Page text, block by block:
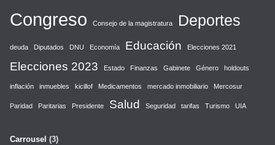
Congreso Consejo de la magistratura Deportes
deuda Diputados DNU Economía Educación Elecciones 2021
Elecciones 2023 Estado Finanzas Gabinete Género holdouts
inflación inmuebles kicillof Medicamentos mercado inmobiliario Mercosur
Paridad Paritarias Presidente Salud Seguridad tarifas Turismo UIA
Carrousel (3)